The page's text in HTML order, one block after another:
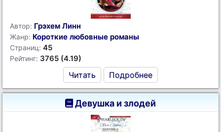
Автор: Грэхем Линн
Жанр: Короткие любовные романы
Страниц: 45
Рейтинг: 3765 (4.19)
Читать Подробнее
Девушка и злодей